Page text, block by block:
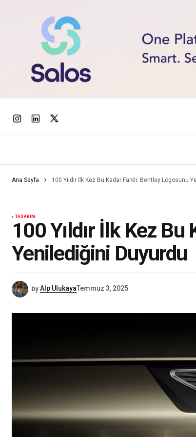
Ana Sayfa 100 Yıldır İlk Kez Bu Kadar Farklı: Bentley Logosunu
TASARIM
100 Yıldır İlk Kez
Yenilediğini Duyurdu
byAlp UlukayaTemmuz 3, 2025